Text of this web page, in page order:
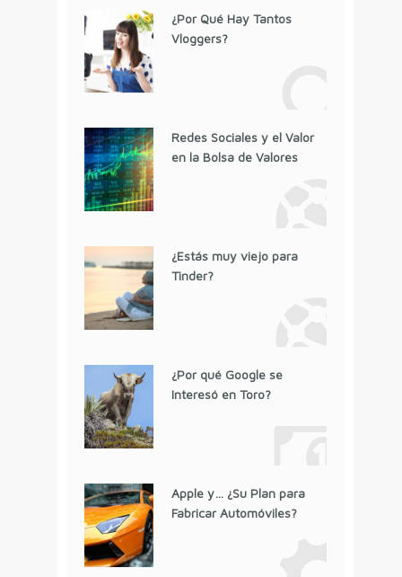
¿Por Qué Hay Tantos
Vloggers?
Redes Sociales y el Valor
en la Bolsa de Valores
¿Estás muy viejo para
Tinder?
¿Por qué Google se
Interesó en Toro?
Apple y… ¿Su Plan para
Fabricar Automóviles?